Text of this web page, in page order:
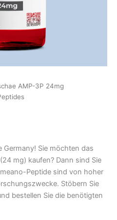
AMP-3P 24mg
Germany! Sie möchten das
mg) kaufen? Dann sind Sie
Peptide sind von hoher
Stöbern Sie
bestellen Sie die benötigten